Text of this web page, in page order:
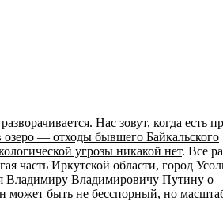
Нас зовут, когда есть
— отходы бывшего Байкальского
угрозы никакой нет. Все
часть Иркутской области, город
Владимиру Владимировичу Путину о
может быть не бесспорный, но